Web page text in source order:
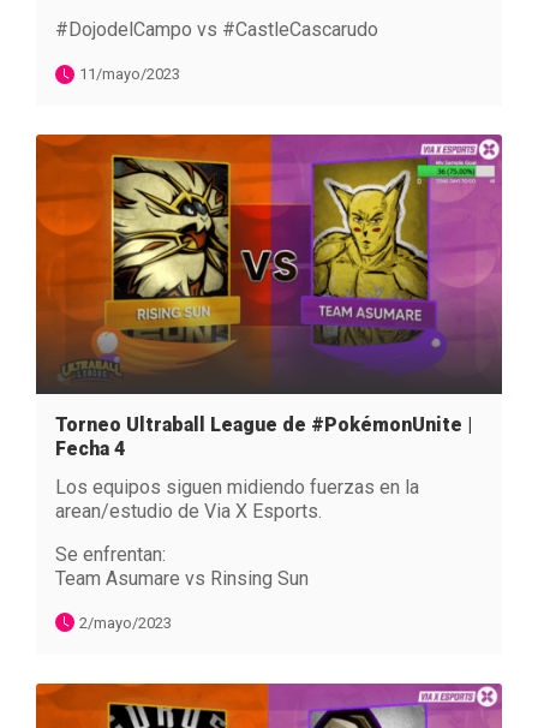
#DojodelCampo vs #CastleCascarudo
11/mayo/2023
Torneo Ultraball League de #PokémonUnite |
Fecha 4
Los equipos siguen midiendo fuerzas en la
arean/estudio de Via X Esports.
Se enfrentan:
Team Asumare vs Rinsing Sun
2/mayo/2023